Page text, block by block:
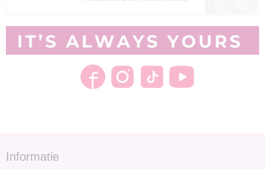
Informatie